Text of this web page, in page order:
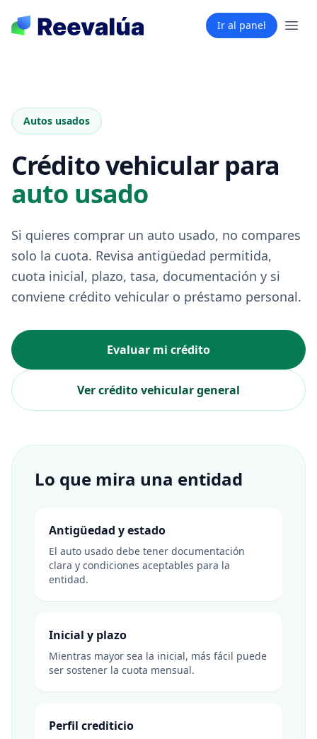
Ir al panel
Autos usados
Crédito vehicular para
auto usado
Si quieres comprar un auto usado, no compares
solo la cuota. Revisa antigüedad permitida,
cuota inicial, plazo, tasa, documentación y si
conviene crédito vehicular o préstamo personal.
Evaluar mi crédito
Ver crédito vehicular general
Lo que mira una entidad
Antigüedad y estado
El auto usado debe tener documentación
clara y condiciones aceptables para la
entidad.
Inicial y plazo
Mientras mayor sea la inicial, más fácil puede
ser sostener la cuota mensual.
Perfil crediticio